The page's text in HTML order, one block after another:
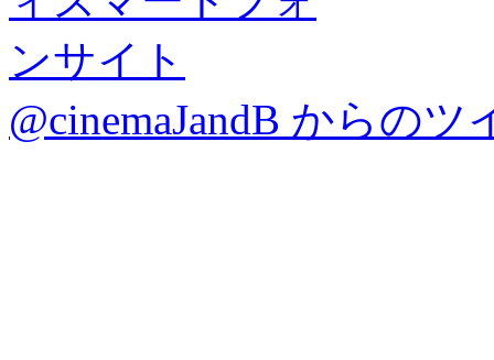
@cinemaJandB からのツ